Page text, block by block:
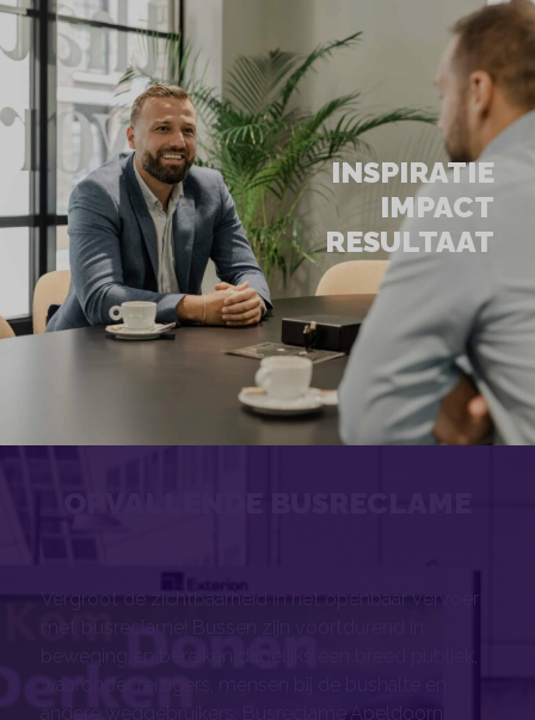
INSPIRATIE
IMPACT
RESULTAAT
Vergroot de zichtbaarheid in het openbaar vervoer
met busreclame! Bussen zijn voortdurend in
beweging en bereiken dagelijks een breed publiek,
waaronder reizigers, mensen bij de bushalte én
andere weggebruikers. Busreclame Apeldoorn.